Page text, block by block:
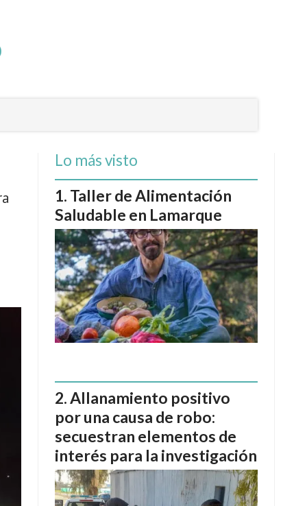
Lo más visto
Taller de Alimentación
Saludable en Lamarque
Allanamiento positivo
por una causa de robo:
secuestran elementos de
interés para la investigación